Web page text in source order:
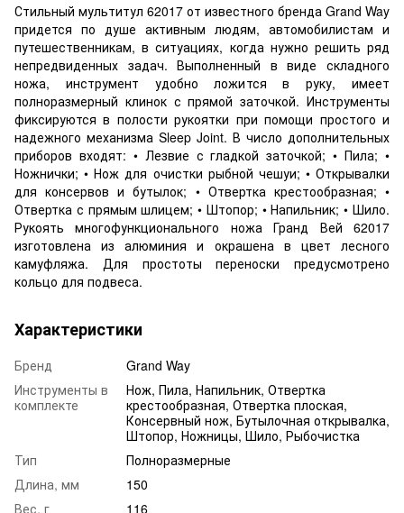
Стильный мультитул 62017 от известного бренда Grand Way
придется по душе активным людям, автомобилистам и
путешественникам, в ситуациях, когда нужно решить ряд
непредвиденных задач. Выполненный в виде складного
ножа, инструмент удобно ложится в руку, имеет
полноразмерный клинок с прямой заточкой. Инструменты
фиксируются в полости рукоятки при помощи простого и
надежного механизма Sleep Joint. В число дополнительных
приборов входят: • Лезвие с гладкой заточкой; • Пила; •
Ножнички; • Нож для очистки рыбной чешуи; • Открывалки
для консервов и бутылок; • Отвертка крестообразная; •
Отвертка с прямым шлицем; • Штопор; • Напильник; • Шило.
Рукоять многофункционального ножа Гранд Вей 62017
изготовлена из алюминия и окрашена в цвет лесного
камуфляжа. Для простоты переноски предусмотрено
кольцо для подвеса.
Характеристики
Бренд
Grand Way
Инструменты в
комплекте
Нож, Пила, Напильник, Отвертка
крестообразная, Отвертка плоская,
Консервный нож, Бутылочная открывалка,
Штопор, Ножницы, Шило, Рыбочистка
Тип
Полноразмерные
Длина, мм
150
Вес, г
116